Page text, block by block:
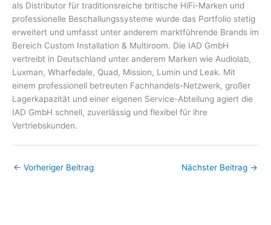
als Distributor für traditionsreiche britische HiFi-Marken und
professionelle Beschallungssysteme wurde das Portfolio stetig
erweitert und umfasst unter anderem marktführende Brands im
Bereich Custom Installation & Multiroom. Die IAD GmbH
vertreibt in Deutschland unter anderem Marken wie Audiolab,
Luxman, Wharfedale, Quad, Mission, Lumin und Leak. Mit
einem professionell betreuten Fachhandels-Netzwerk, großer
Lagerkapazität und einer eigenen Service-Abteilung agiert die
IAD GmbH schnell, zuverlässig und flexibel für ihre
Vertriebskunden.
← Vorheriger Beitrag Nächster Beitrag →